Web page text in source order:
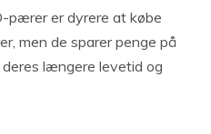
pærer er dyrere at købe
men de sparer penge på
længere levetid og